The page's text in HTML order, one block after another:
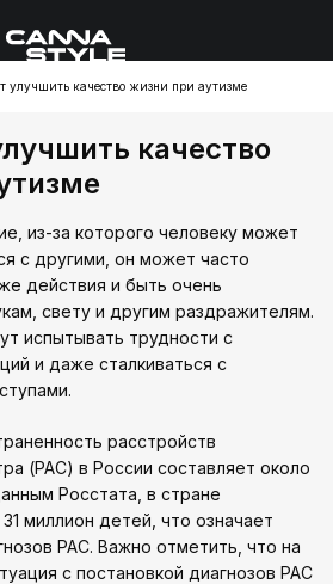
улучшить качество жизни при аутизме
качество
из-за которого человеку может
с другими, он может часто
действия и быть очень
свету и другим раздражителям.
испытывать трудности с
и даже сталкиваться с
расстройств
(РАС) в России составляет около
Росстата, в стране
миллион детей, что означает
РАС. Важно отметить, что на
с постановкой диагнозов РАС